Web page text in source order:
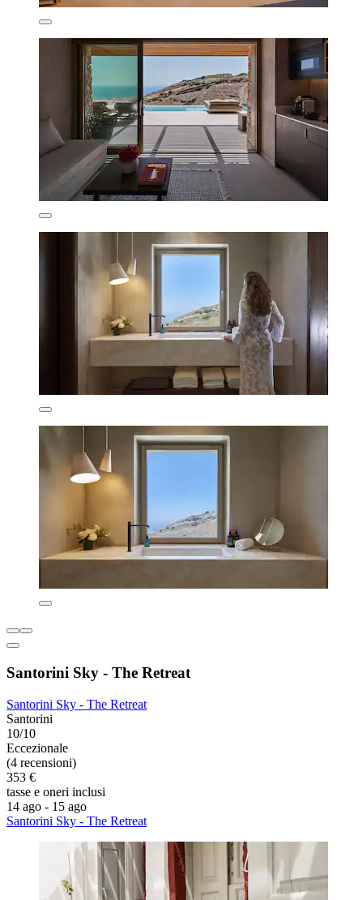
Santorini Sky - The Retreat
Santorini Sky - The Retreat
Santorini
10/10
Eccezionale
(4 recensioni)
353 €
tasse e oneri inclusi
14 ago - 15 ago
Santorini Sky - The Retreat